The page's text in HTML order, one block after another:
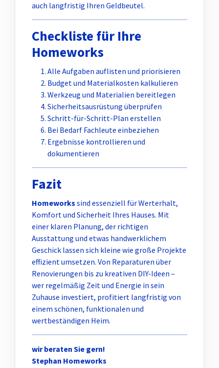
auch langfristig Ihren Geldbeutel.
Checkliste für Ihre
Homeworks
Alle Aufgaben auflisten und priorisieren
Budget und Materialkosten kalkulieren
Werkzeug und Materialien bereitlegen
Sicherheitsausrüstung überprüfen
Schritt-für-Schritt-Plan erstellen
Bei Bedarf Fachleute einbeziehen
Ergebnisse kontrollieren und
dokumentieren
Fazit
Homeworks sind essenziell für Werterhalt,
Komfort und Sicherheit Ihres Hauses. Mit
einer klaren Planung, der richtigen
Ausstattung und etwas handwerklichem
Geschick lassen sich kleine wie große Projekte
effizient umsetzen. Von Reparaturen über
Renovierungen bis zu kreativen DIY-Ideen –
wer regelmäßig Zeit und Energie in sein
Zuhause investiert, profitiert langfristig von
einem schönen, funktionalen und
wertbeständigen Heim.
wir beraten Sie gern!
Stephan Homeworks